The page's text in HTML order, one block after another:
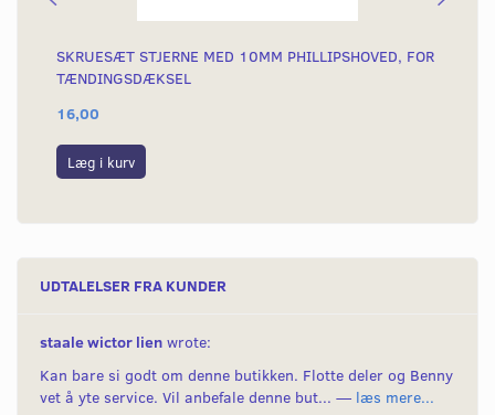
SKRUESÆT STJERNE MED 10MM PHILLIPSHOVED, FOR
TÆNDINGSDÆKSEL
16,00
Læg i kurv
UDTALELSER FRA KUNDER
staale wictor lien wrote:
Kan bare si godt om denne butikken. Flotte deler og Benny
vet å yte service. Vil anbefale denne but... — læs mere...